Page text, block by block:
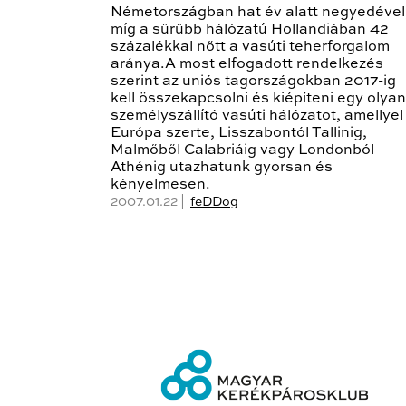
Németországban hat év alatt
míg a sűrűbb hálózatú Hollandiában 42
százalékkal nőtt a vasúti teherforgalom
aránya.A most elfogadott rendelkezés
szerint az uniós tagországokban 2017-ig
kell összekapcsolni és kiépíteni egy olyan
személyszállító vasúti hálózatot, amellyel
Európa szerte, Lisszabontól Tallinig,
Malmőből Calabriáig vagy Londonból
Athénig utazhatunk gyorsan és
kényelmesen.
2007.01.22 | feDDog